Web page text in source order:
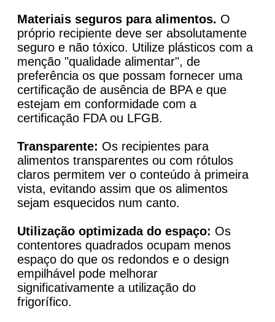
Materiais seguros para alimentos. O
próprio recipiente deve ser absolutamente
seguro e não tóxico. Utilize plásticos com a
menção "qualidade alimentar", de
preferência os que possam fornecer uma
certificação de ausência de BPA e que
estejam em conformidade com a
certificação FDA ou LFGB.
Transparente: Os recipientes para
alimentos transparentes ou com rótulos
claros permitem ver o conteúdo à primeira
vista, evitando assim que os alimentos
sejam esquecidos num canto.
Utilização optimizada do espaço: Os
contentores quadrados ocupam menos
espaço do que os redondos e o design
empilhável pode melhorar
significativamente a utilização do
frigorífico.